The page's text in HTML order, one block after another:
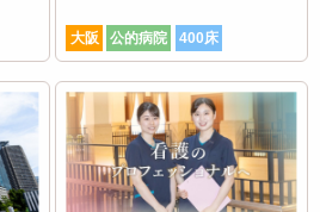
大阪 公的病院 400床